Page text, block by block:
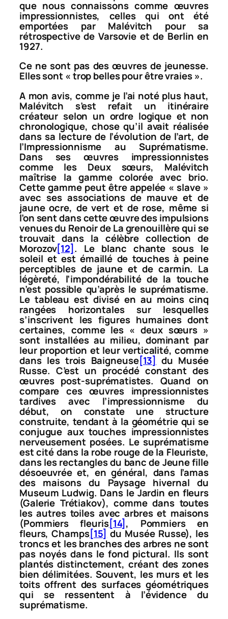
que nous connaissons comme œuvres
impressionnistes, celles qui ont été
emportées par Malévitch pour sa
rétrospective de Varsovie et de Berlin en
1927.
Ce ne sont pas des œuvres de jeunesse.
Elles sont « trop belles pour être vraies ».
A mon avis, comme je l’ai noté plus haut,
Malévitch s’est refait un itinéraire
créateur selon un ordre logique et non
chronologique, chose qu’il avait réalisée
dans sa lecture de l’évolution de l’art, de
l’Impressionnisme au Suprématisme.
Dans ses œuvres impressionnistes
comme les Deux sœurs, Malévitch
maîtrise la gamme colorée avec brio.
Cette gamme peut être appelée « slave »
avec ses associations de mauve et de
jaune ocre, de vert et de rose, même si
l’on sent dans cette œuvre des impulsions
venues du Renoir deLa grenouillèrequi se
trouvait dans la célèbre collection de
Morozov[12]. Le blanc chante sous le
soleil et est émaillé de touches à peine
perceptibles de jaune et de carmin. La
légèreté, l’impondérabilité de la touche
n’est possible qu’après le suprématisme.
Le tableau est divisé en au moins cinq
rangées horizontales sur lesquelles
s’inscrivent les figures humaines dont
certaines, comme les « deux sœurs »
sont installées au milieu, dominant par
leur proportion et leur verticalité, comme
dans les trois Baigneuse[13] du Musée
Russe. C’est un procédé constant des
œuvres post-suprématistes. Quand on
compare ces œuvres impressionnistes
tardives avec l’impressionnisme du
début, on constate une structure
construite, tendant à la géométrie qui se
conjugue aux touches impressionnistes
nerveusement posées. Le suprématisme
est cité dans la robe rouge de la Fleuriste,
dans les rectangles du banc deJeune fille
désoeuvrée et, en général, dans l’amas
des maisons du Paysage hivernal du
Museum Ludwig. Dans leJardin en fleurs
(Galerie Trétiakov), comme dans toutes
les autres toiles avec arbres et maisons
(Pommiers fleuris[14], Pommiers en
fleurs,Champs[15] du Musée Russe), les
troncs et les branches des arbres ne sont
pas noyés dans le fond pictural. Ils sont
plantés distinctement, créant des zones
bien délimitées. Souvent, les murs et les
toits offrent des surfaces géométriques
qui se ressentent à l’évidence du
suprématisme.